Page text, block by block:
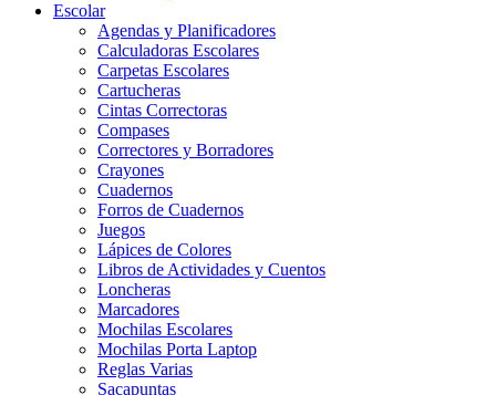
Escolar
Agendas y Planificadores
Calculadoras Escolares
Carpetas Escolares
Cartucheras
Cintas Correctoras
Compases
Correctores y Borradores
Crayones
Cuadernos
Forros de Cuadernos
Juegos
Lápices de Colores
Libros de Actividades y Cuentos
Loncheras
Marcadores
Mochilas Escolares
Mochilas Porta Laptop
Reglas Varias
Sacapuntas